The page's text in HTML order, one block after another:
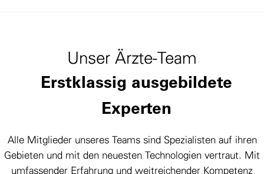
Unser Ärzte-Team
Erstklassig ausgebildete
Experten
Alle Mitglieder unseres Teams sind Spezialisten auf ihren
Gebieten und mit den neuesten Technologien vertraut. Mit
umfassender Erfahrung und weitreichender Kompetenz